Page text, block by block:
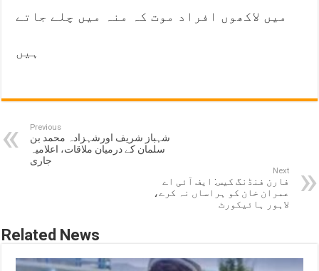
میں لاکھوں افراد موت کہ منہ میں چلے جاتے
ہیں
Previous
شہباز شریف اورشہزادہ محمد بن
سلمان کے درمیان ملاقات، اعلامیہ
جاری
Next
فارن فنڈنگ کیس: ایف آئی اے
عمران خان کو ہراساں نہ کرے،
لاہور ہائیکورٹ
Related News